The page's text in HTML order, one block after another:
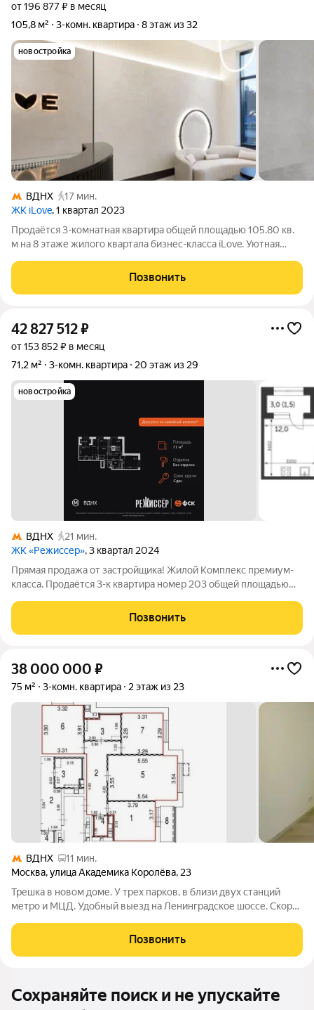
от 196 877 ₽ в месяц
105,8 м²
3-комн. квартира 8 этаж из 32
новостройка
ВДНХ
17 мин.
ЖК iLove, 1 квартал 2023
Продаётся 3-комнатная квартира общей площадью 105.80 кв.
м на 8 этаже жилого квартала бизнес-класса iLove. Уютная
кухни-гостиной холлом и коридором. В квартире
предусмотрены 2 санузла, помещение
Позвонить
42 827 512₽
от 153 852 ₽ в месяц
71,2 м²
3-комн. квартира 20 этаж из 29
новостройка
ВДНХ
21 мин.
ЖК «Режиссер», 3 квартал 2024
Прямая продажа от застройщика! Жилой Комплекс премиум-
класса. Продаётся 3-к квартира номер 203 общей площадью
Просторная спальня, в которой можно разместить большую
кровать. - Угловая
Позвонить
38 000 000 ₽
75 м² 3-комн. квартира 2 этаж из 23
ВДНХ
11 мин.
Москва,улица Академика Королёва, 23
Трешка в новом доме. У трех парков, в близи двух станций
метро и МЦД. Удобный выезд на Ленинградское шоссе. Скоро
лоджии в пол. Один взрослый собственник. Есть возможность
купить машино-место!
Позвонить
Сохраняйте поиск и не упускайте